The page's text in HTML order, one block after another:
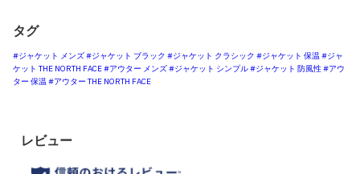
タグ
#ジャケット メンズ#ジャケット ブラック #ジャケット クラシック #ジャケット 保温 #ジャ
ケット THE NORTH FACE#アウター メンズ#ジャケット シンプル#ジャケット 防風性#アウ
ター 保温 #アウター THE NORTH FACE